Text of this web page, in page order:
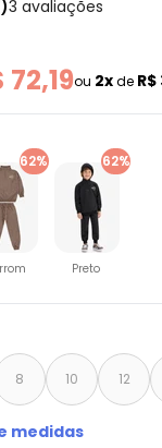
)3 avaliações
72,19ou 2xde
62% 62%
Preto
8 10 12
medidas